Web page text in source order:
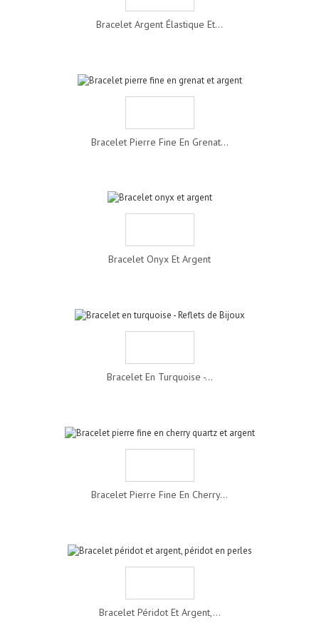
Bracelet Argent Élastique Et...
Bracelet Pierre Fine En Grenat...
Bracelet Onyx Et Argent
Bracelet En Turquoise -...
Bracelet Pierre Fine En Cherry...
Bracelet Péridot Et Argent,...